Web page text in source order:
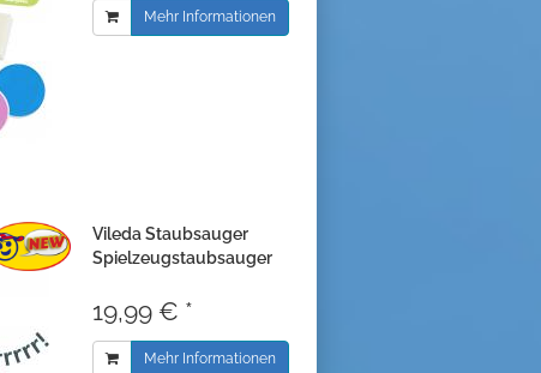
Mehr Informationen
Vileda Staubsauger
Spielzeugstaubsauger
19,99 € *
Mehr Informationen